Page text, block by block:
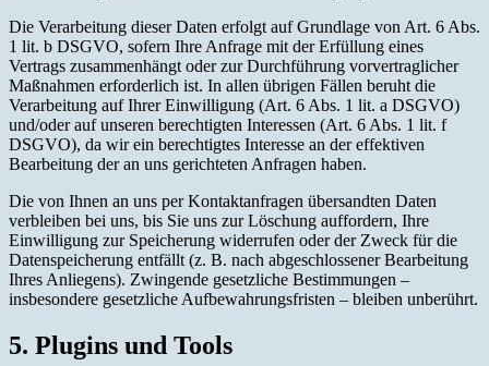
Die Verarbeitung dieser Daten erfolgt auf Grundlage von Art. 6 Abs.
1 lit. b DSGVO, sofern Ihre Anfrage mit der Erfüllung eines
Vertrags zusammenhängt oder zur Durchführung vorvertraglicher
Maßnahmen erforderlich ist. In allen übrigen Fällen beruht die
Verarbeitung auf Ihrer Einwilligung (Art. 6 Abs. 1 lit. a DSGVO)
und/oder auf unseren berechtigten Interessen (Art. 6 Abs. 1 lit. f
DSGVO), da wir ein berechtigtes Interesse an der effektiven
Bearbeitung der an uns gerichteten Anfragen haben.
Die von Ihnen an uns per Kontaktanfragen übersandten Daten
verbleiben bei uns, bis Sie uns zur Löschung auffordern, Ihre
Einwilligung zur Speicherung widerrufen oder der Zweck für die
Datenspeicherung entfällt (z. B. nach abgeschlossener Bearbeitung
Ihres Anliegens). Zwingende gesetzliche Bestimmungen –
insbesondere gesetzliche Aufbewahrungsfristen – bleiben unberührt.
5. Plugins und Tools